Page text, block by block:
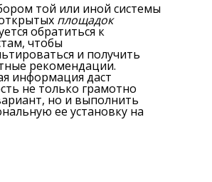
той или иной системы
площадок
обратиться к
чтобы
и получить
рекомендации.
информация даст
не только грамотно
но и выполнить
ее установку на